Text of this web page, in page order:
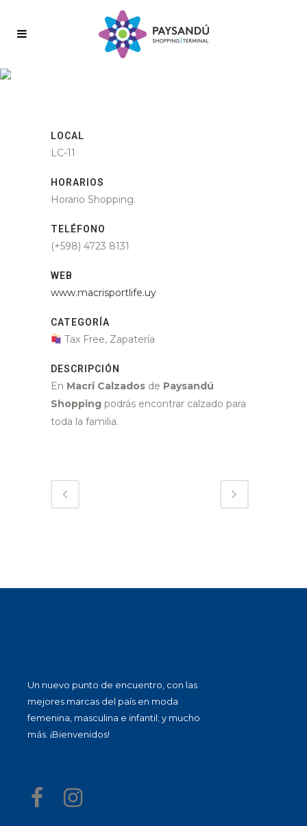
LOCAL
LC-11
HORARIOS
Horario Shopping.
TELÉFONO
(+598) 4723 8131
WEB
www.macrisportlife.uy
CATEGORÍA
Tax Free, Zapatería
DESCRIPCIÓN
En Macri Calzados de Paysandú
Shopping podrás encontrar calzado para
toda la familia.
Un nuevo punto de encuentro, con las
mejores marcas del país en moda
femenina, masculina e infantil; y mucho
más. ¡Bienvenidos!